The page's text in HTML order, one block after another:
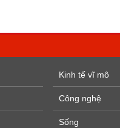
Kinh tế vĩ mô
Công nghệ
Sống